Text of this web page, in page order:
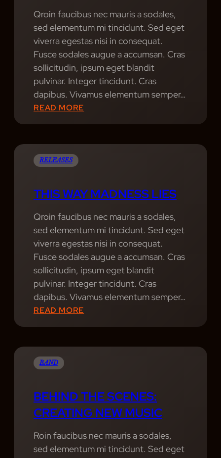
Qroin faucibus nec mauris a sodales,
sed elementum mi tincidunt. Sed eget
viverra egestas nisi in consequat.
Fusce sodales augue a accumsan. Cras
sollicitudin, ipsum eget blandit
pulvinar. Integer tincidunt. Cras
dapibus. Vivamus elementum semper…
READ MORE
S
V
E
M
U
S
I
C
S
S
H
E
E
A
RELEASES
THIS WAY MADNESS LIES
Qroin faucibus nec mauris a sodales,
sed elementum mi tincidunt. Sed eget
viverra egestas nisi in consequat.
Fusce sodales augue a accumsan. Cras
sollicitudin, ipsum eget blandit
pulvinar. Integer tincidunt. Cras
dapibus. Vivamus elementum semper…
READ MORE
I
A
Y
M
BAND
BEHIND THE SCENES:
CREATING NEW MUSIC
Roin faucibus nec mauris a sodales,
sed elementum mi tincidunt. Sed eget